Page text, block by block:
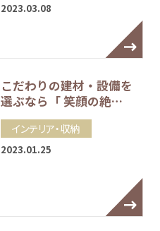
2023.03.08
こだわりの建材・設備を
選ぶなら「 笑顔の絶…
インテリア・収納
2023.01.25